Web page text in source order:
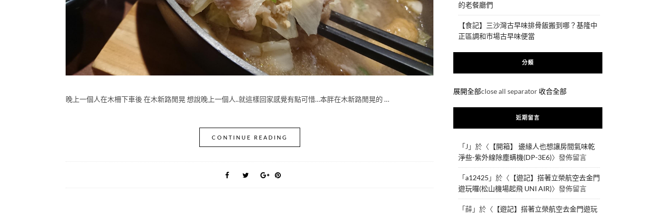
晚上一個人在木柵下車後 在木新路閒晃 想說晚上一個人..就這樣回家感覺有點可惜…本胖在木新路閒晃的 …
CONTINUE READING
的老餐廳們
【食記】三沙灣古早味排骨飯搬到哪？基隆中
正區調和市場古早味便當
分類
展開全部close all separator 收合全部
近期留言
「J 」於〈 【開箱】 邊緣人也想讓房間氣味乾
淨些-紫外線除塵螨機(DP-3E6)〉發佈留言
「a12425 」於〈 【遊記】搭著立榮航空去金門
遊玩囉(松山機場起飛 UNI AIR)〉發佈留言
「薛」於〈 【遊記】搭著立榮航空去金門遊玩